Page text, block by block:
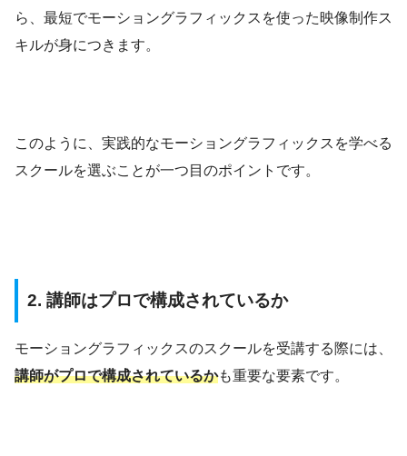
ら、最短でモーショングラフィックスを使った映像制作ス
キルが身につきます。
このように、実践的なモーショングラフィックスを学べる
スクールを選ぶことが一つ目のポイントです。
2. 講師はプロで構成されているか
モーショングラフィックスのスクールを受講する際には、
講師がプロで構成されているかも重要な要素です。